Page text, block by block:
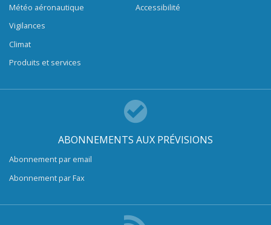
Météo aéronautique
Vigilances
Climat
Produits et services
Accessibilité
ABONNEMENTS AUX PRÉVISIONS
Abonnement par email
Abonnement par Fax